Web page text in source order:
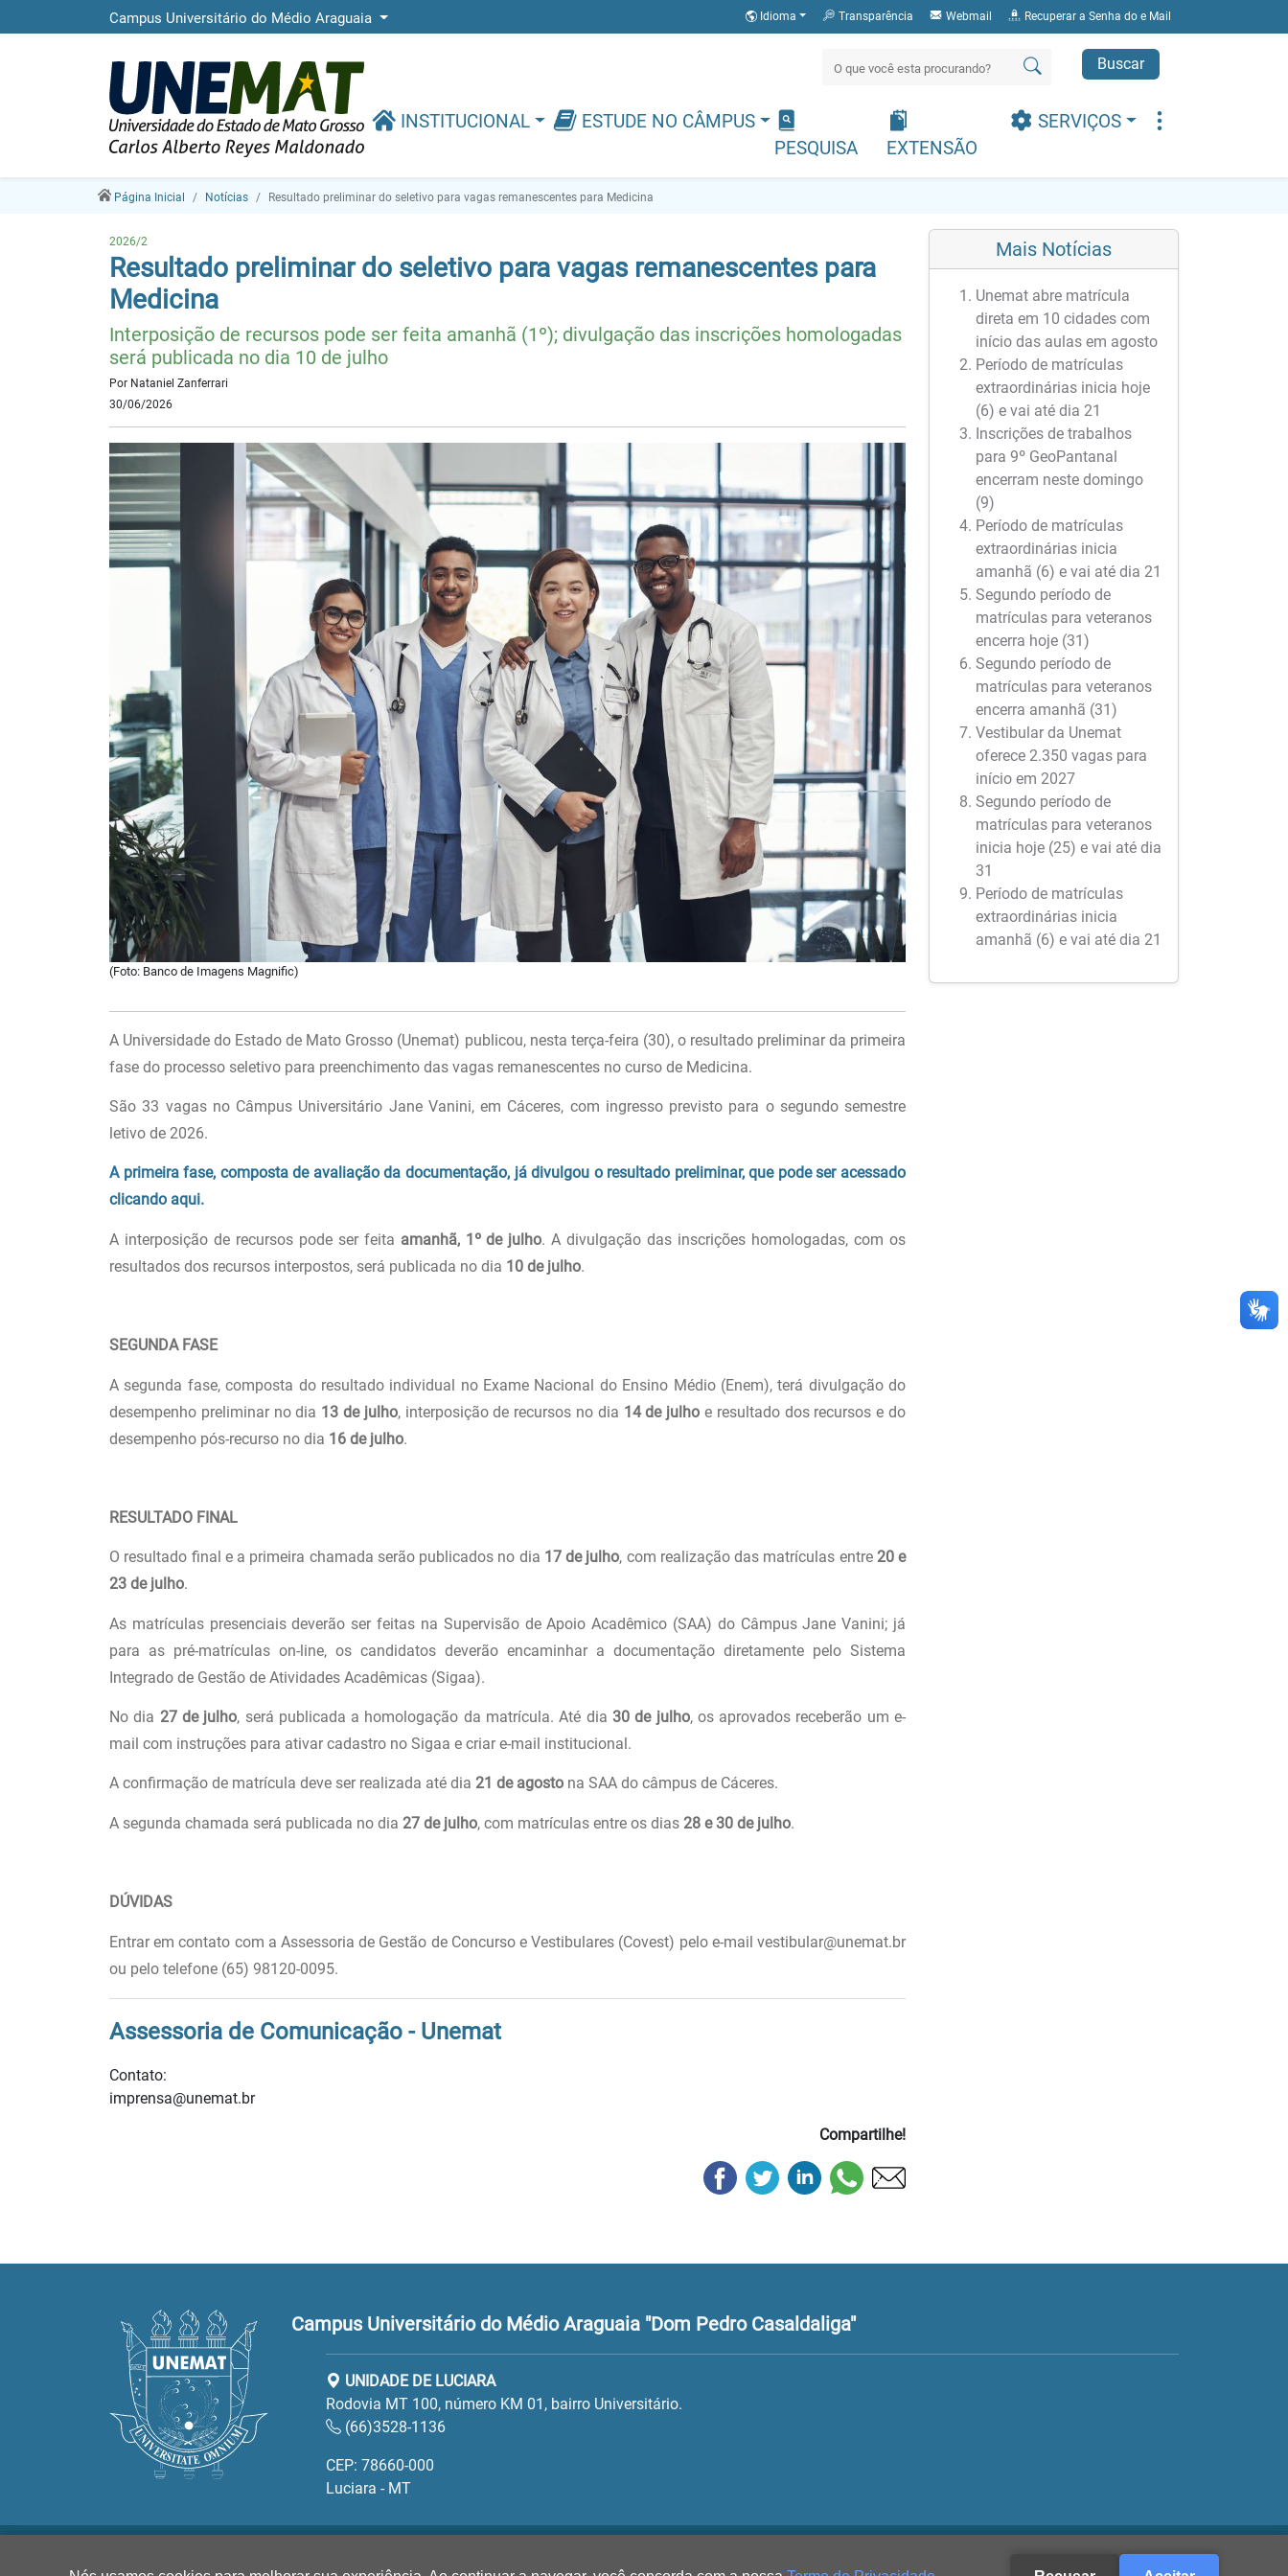
Campus Universitário do Médio Araguaia Idioma Transparência Webmail Recuperar a Senha do e Mail
Buscar
INSTITUCIONAL
ESTUDE NO CÂMPUS
PESQUISA
EXTENSÃO
SERVIÇOS
Página Inicial Notícias Resultado preliminar do seletivo para vagas remanescentes para Medicina
2026/2
Resultado preliminar do seletivo para vagas remanescentes para
Medicina
Interposição de recursos pode ser feita amanhã (1º); divulgação das inscrições homologadas
será publicada no dia 10 de julho
Por Nataniel Zanferrari
30/06/2026
(Foto: Banco de Imagens Magnific)
A Universidade do Estado de Mato Grosso (Unemat) publicou, nesta terça-feira (30), o resultado preliminar da primeira
fase do processo seletivo para preenchimento das vagas remanescentes no curso de Medicina.
São 33 vagas no Câmpus Universitário Jane Vanini, em Cáceres, com ingresso previsto para o segundo semestre
letivo de 2026.
A primeira fase, composta de avaliação da documentação, já divulgou o resultado preliminar, que pode ser acessado
clicando aqui.
A interposição de recursos pode ser feita amanhã, 1º de julho. A divulgação das inscrições homologadas, com os
resultados dos recursos interpostos, será publicada no dia 10 de julho.
SEGUNDA FASE
A segunda fase, composta do resultado individual no Exame Nacional do Ensino Médio (Enem), terá divulgação do
desempenho preliminar no dia 13 de julho, interposição de recursos no dia 14 de julho e resultado dos recursos e do
desempenho pós-recurso no dia 16 de julho.
RESULTADO FINAL
O resultado final e a primeira chamada serão publicados no dia 17 de julho, com realização das matrículas entre 20 e
23 de julho.
As matrículas presenciais deverão ser feitas na Supervisão de Apoio Acadêmico (SAA) do Câmpus Jane Vanini; já
para as pré-matrículas on-line, os candidatos deverão encaminhar a documentação diretamente pelo Sistema
Integrado de Gestão de Atividades Acadêmicas (Sigaa).
No dia 27 de julho, será publicada a homologação da matrícula. Até dia 30 de julho, os aprovados receberão um e-
mail com instruções para ativar cadastro no Sigaa e criar e-mail institucional.
A confirmação de matrícula deve ser realizada até dia 21 de agosto na SAA do câmpus de Cáceres.
A segunda chamada será publicada no dia 27 de julho, com matrículas entre os dias 28 e 30 de julho.
DÚVIDAS
Entrar em contato com a Assessoria de Gestão de Concurso e Vestibulares (Covest) pelo e-mail vestibular@unemat.br
ou pelo telefone (65) 98120-0095.
Assessoria de Comunicação - Unemat
Contato:
imprensa@unemat.br
Compartilhe!
Mais Notícias
Unemat abre matrícula
direta em 10 cidades com
início das aulas em agosto
Período de matrículas
extraordinárias inicia hoje
(6) e vai até dia 21
Inscrições de trabalhos
para 9º GeoPantanal
encerram neste domingo
(9)
Período de matrículas
extraordinárias inicia
amanhã (6) e vai até dia 21
Segundo período de
matrículas para veteranos
encerra hoje (31)
Segundo período de
matrículas para veteranos
encerra amanhã (31)
Vestibular da Unemat
oferece 2.350 vagas para
início em 2027
Segundo período de
matrículas para veteranos
inicia hoje (25) e vai até dia
31
Período de matrículas
extraordinárias inicia
amanhã (6) e vai até dia 21
Campus Universitário do Médio Araguaia "Dom Pedro Casaldaliga"
UNIDADE DE LUCIARA
Rodovia MT 100, número KM 01, bairro Universitário.
(66)3528-1136
CEP: 78660-000
Luciara - MT